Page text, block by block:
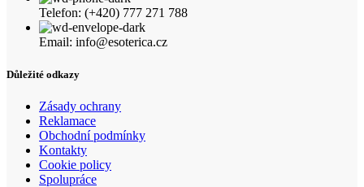
Telefon: (+420) 777 271 788
Email: info@esoterica.cz
Důležité odkazy
Zásady ochrany
Reklamace
Obchodní podmínky
Kontakty
Cookie policy
Spolupráce